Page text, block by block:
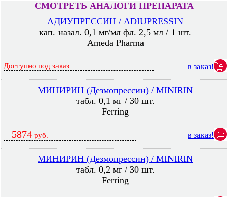
СМОТРЕТЬ АНАЛОГИ ПРЕПАРАТА
АДИУПРЕССИН / ADIUPRESSIN
кап. назал. 0,1 мг/мл фл. 2,5 мл / 1 шт.
Ameda Pharma
Доступно под заказ в заказ!
МИНИРИН (Дезмопрессин) / MINIRIN
табл. 0,1 мг / 30 шт.
Ferring
5874 руб. в заказ!
МИНИРИН (Дезмопрессин) / MINIRIN
табл. 0,2 мг / 30 шт.
Ferring